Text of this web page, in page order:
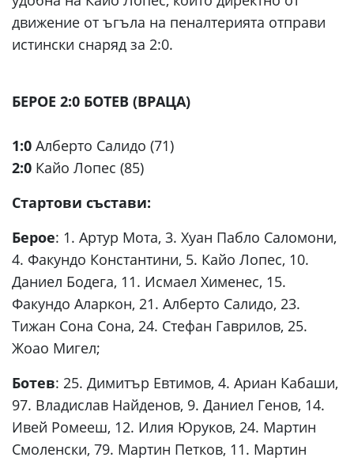
движение от ъгъла на пеналтерията отправи
истински снаряд за 2:0.
БЕРОЕ 2:0 БОТЕВ (ВРАЦА)
1:0 Алберто Салидо (71)
2:0 Кайо Лопес (85)
Стартови състави:
Берое: 1. Артур Мота, 3. Хуан Пабло Саломони,
4. Факундо Константини, 5. Кайо Лопес, 10.
Даниел Бодега, 11. Исмаел Хименес, 15.
Факундо Аларкон, 21. Алберто Салидо, 23.
Тижан Сона Сона, 24. Стефан Гаврилов, 25.
Жоао Мигел;
Ботев: 25. Димитър Евтимов, 4. Ариан Кабаши,
97. Владислав Найденов, 9. Даниел Генов, 14.
Ивей Ромееш, 12. Илия Юруков, 24. Мартин
Смоленски, 79. Мартин Петков, 11. Мартин